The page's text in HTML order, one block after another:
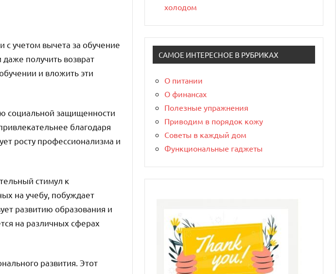
с учетом вычета за обучение
получить возврат
и вложить эти
социальной защищенности
благодаря
росту профессионализма и
стимул к
на учебу, побуждает
развитию образования и
на различных сферах
развития. Этот
холодом
САМОЕ ИНТЕРЕСНОЕ В РУБРИКАХ
О питании
О финансах
Полезные упражнения
Приводим в порядок кожу
Советы в каждый дом
Функциональные гаджеты